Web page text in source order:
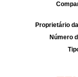
Proprietário
Número